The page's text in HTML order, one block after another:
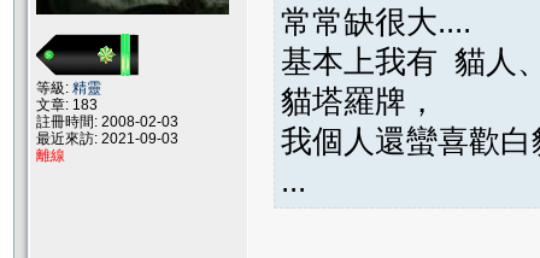
等級: 精靈
文章: 183
註冊時間: 2008-02-03
最近來訪: 2021-09-03
離線
常常缺很大....
基本上我有 貓人
貓塔羅牌，
我個人還蠻喜歡
...